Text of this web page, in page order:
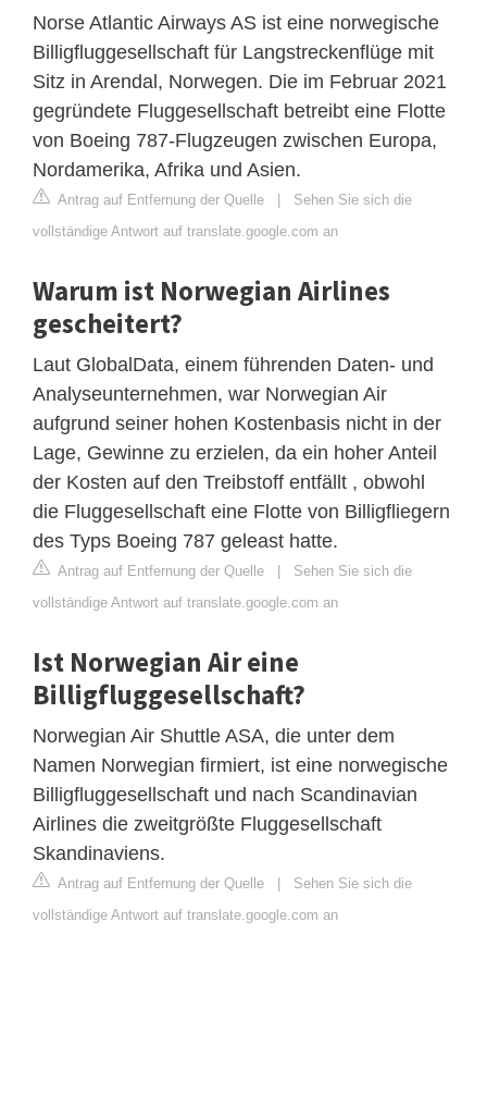
Norse Atlantic Airways AS ist eine norwegische
Billigfluggesellschaft für Langstreckenflüge mit
Sitz in Arendal, Norwegen. Die im Februar 2021
gegründete Fluggesellschaft betreibt eine Flotte
von Boeing 787-Flugzeugen zwischen Europa,
Nordamerika, Afrika und Asien.
Antrag auf Entfernung der Quelle | Sehen Sie sich die
vollständige Antwort auf translate.google.com an
Warum ist Norwegian Airlines
gescheitert?
Laut GlobalData, einem führenden Daten- und
Analyseunternehmen, war Norwegian Air
aufgrund seiner hohen Kostenbasis nicht in der
Lage, Gewinne zu erzielen, da ein hoher Anteil
der Kosten auf den Treibstoff entfällt , obwohl
die Fluggesellschaft eine Flotte von Billigfliegern
des Typs Boeing 787 geleast hatte.
Antrag auf Entfernung der Quelle | Sehen Sie sich die
vollständige Antwort auf translate.google.com an
Ist Norwegian Air eine
Billigfluggesellschaft?
Norwegian Air Shuttle ASA, die unter dem
Namen Norwegian firmiert, ist eine norwegische
Billigfluggesellschaft und nach Scandinavian
Airlines die zweitgrößte Fluggesellschaft
Skandinaviens.
Antrag auf Entfernung der Quelle | Sehen Sie sich die
vollständige Antwort auf translate.google.com an